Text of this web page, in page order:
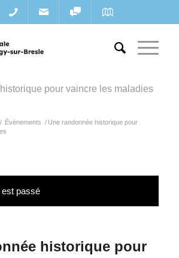
pour vaincre les maladies
/ Évènements / Une randonnée historique pour
passé
historique pour